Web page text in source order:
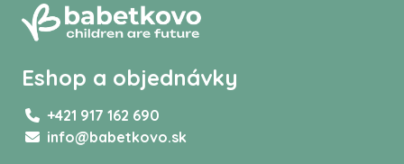
Eshop a objednávky
+421 917 162 690
info@babetkovo.sk